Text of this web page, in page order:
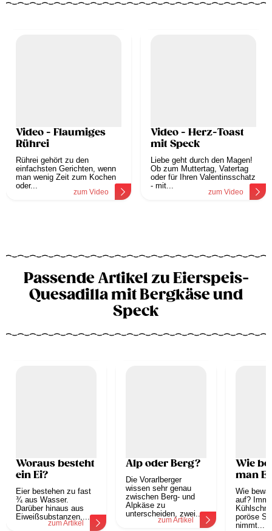
Video - Flaumiges
Rührei
Rührei gehört zu den
einfachsten Gerichten, wenn
man wenig Zeit zum Kochen
oder...
zum Video
Video - Herz-Toast
mit Speck
Liebe geht durch den Magen!
Ob zum Muttertag, Vatertag
oder für Ihren Valentinsschatz
- mit...
zum Video
Passende Artikel zu Eierspeis-
Quesadilla mit Bergkäse und
Speck
Woraus besteht
ein Ei?
Eier bestehen zu fast
¾ aus Wasser.
Darüber hinaus aus
Eiweißsubstanzen,...
zum Artikel
Alp oder Berg?
Die Vorarlberger
wissen sehr genau
zwischen Berg- und
Alpkäse zu
unterscheiden, zwei...
zum Artikel
Wie
man
Wie
auf?
poröse
nimmt...